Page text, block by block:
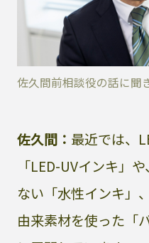
佐久間前相談役の話に聞
佐久間： 最近では、
「LED-UVインキ」
ない「水性インキ」
由来素材を使った「